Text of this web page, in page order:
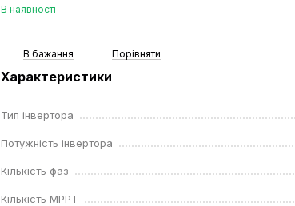
В наявності
В бажання Порівняти
Характеристики
Тип інвертора
Потужність інвертора
Кількість фаз
Кількість МРРТ